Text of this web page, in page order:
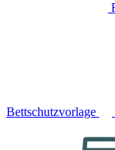
Bettschutzvorlage